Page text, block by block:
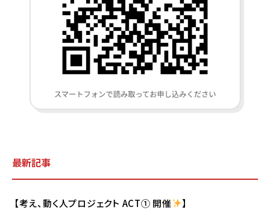
最新記事
【考え、動く人プロジェクト ACT① 開催 】